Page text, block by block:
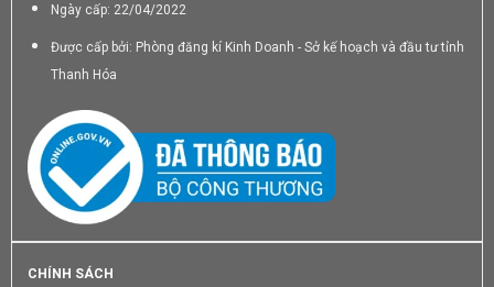
Ngày cấp: 22/04/2022
Được cấp bởi: Phòng đăng kí Kinh Doanh - Sở kế hoạch và đầu tư tỉnh
Thanh Hóa
CHÍNH SÁCH